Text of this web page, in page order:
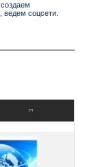
соцсети.